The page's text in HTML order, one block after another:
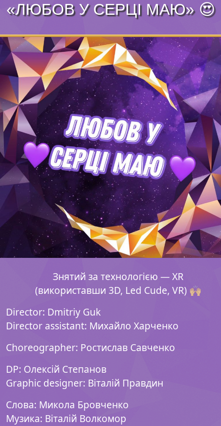
«ЛЮБОВ У СЕРЦІ МАЮ» 😍
Знятий за технологією — XR
(використавши 3D, Led Cude, VR) 🙌🏼
Director: Dmitriy Guk
Director assistant: Михайло Харченко
Choreographer: Ростислав Савченко
DP: Олексій Степанов
Graphic designer: Віталій Правдин
Слова: Микола Бровченко
Музика: Віталій Волкомор